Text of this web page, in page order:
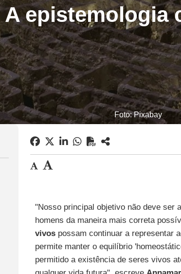
A epistemologia
Foto: Pixabay
"Nosso principal objetivo não deve ser
homens da maneira mais correta
vivospossam continuar a representar
permite manter o equilíbrio
permitido a existência de seres vivos